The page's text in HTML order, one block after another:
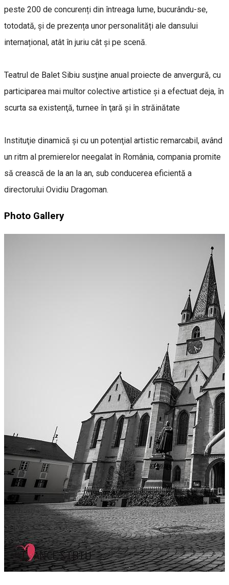
peste 200 de concurenți din întreaga lume, bucurându-se,
totodată, și de prezența unor personalități ale dansului
internațional, atât în juriu cât și pe scenă.
Teatrul de Balet Sibiu susţine anual proiecte de anvergură, cu
participarea mai multor colective artistice şi a efectuat deja, în
scurta sa existenţă, turnee în ţară şi în străinătate
Instituţie dinamică şi cu un potenţial artistic remarcabil, având
un ritm al premierelor neegalat în România, compania promite
să crească de la an la an, sub conducerea eficientă a
directorului Ovidiu Dragoman.
Photo Gallery